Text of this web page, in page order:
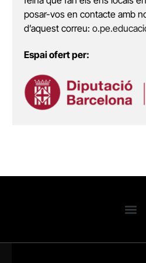
posar-vos en contacte amb
d’aquest correu:
Espai ofert per: